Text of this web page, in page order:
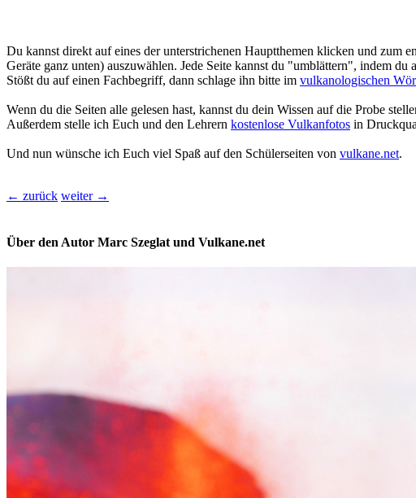
Du kannst direkt auf eines der unterstrichenen Hauptthemen klicken und zum
Geräte ganz unten) auszuwählen. Jede Seite kannst du "umblättern", indem du
Stößt du auf einen Fachbegriff, dann schlage ihn bitte im vulkanologischen
Wenn du die Seiten alle gelesen hast, kannst du dein Wissen auf die Probe
Außerdem stelle ich Euch und den Lehrern kostenlose Vulkanfotos in
Und nun wünsche ich Euch viel Spaß auf den Schülerseiten von vulkane.net.
← zurück weiter →
Über den Autor Marc Szeglat und Vulkane.net